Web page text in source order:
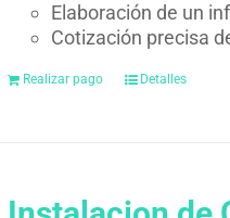
Elaboración de un
Cotización precisa
Realizar pago Detalles